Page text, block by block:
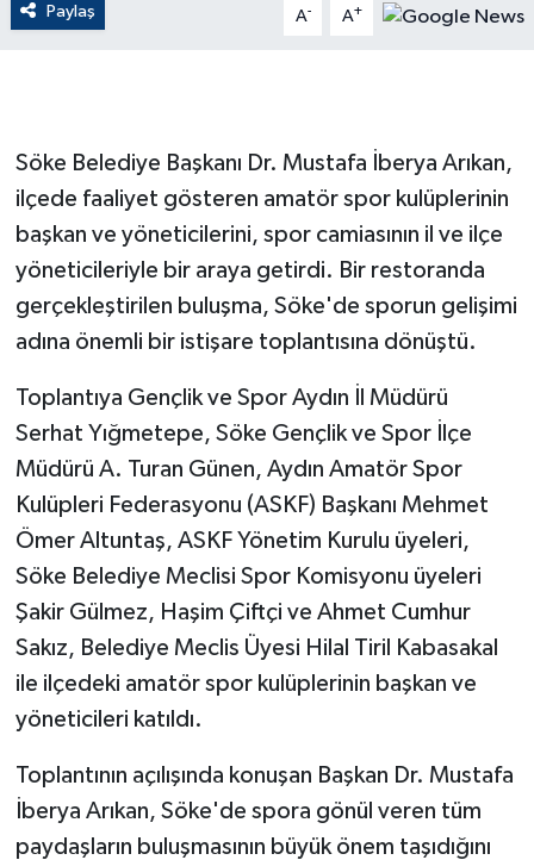
Paylaş A- A+
Söke Belediye Başkanı Dr. Mustafa İberya Arıkan,
ilçede faaliyet gösteren amatör spor kulüplerinin
başkan ve yöneticilerini, spor camiasının il ve ilçe
yöneticileriyle bir araya getirdi. Bir restoranda
gerçekleştirilen buluşma, Söke'de sporun gelişimi
adına önemli bir istişare toplantısına dönüştü.
Toplantıya Gençlik ve Spor Aydın İl Müdürü
Serhat Yığmetepe, Söke Gençlik ve Spor İlçe
Müdürü A. Turan Günen, Aydın Amatör Spor
Kulüpleri Federasyonu (ASKF) Başkanı Mehmet
Ömer Altuntaş, ASKF Yönetim Kurulu üyeleri,
Söke Belediye Meclisi Spor Komisyonu üyeleri
Şakir Gülmez, Haşim Çiftçi ve Ahmet Cumhur
Sakız, Belediye Meclis Üyesi Hilal Tiril Kabasakal
ile ilçedeki amatör spor kulüplerinin başkan ve
yöneticileri katıldı.
Toplantının açılışında konuşan Başkan Dr. Mustafa
İberya Arıkan, Söke'de spora gönül veren tüm
paydaşların buluşmasının büyük önem taşıdığını
Flaş Haber
GÜNDEM
Güvenlik
HABERDE İNSAN
İş Dünyası
Jandarma
Kadın
KÜLTÜR SANAT
MAGAZİN
POLİTİKA